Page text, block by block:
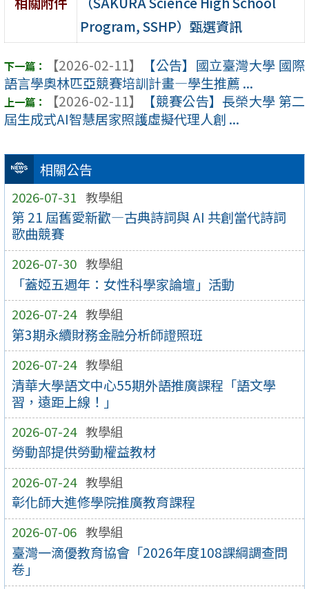
相關公告
2026-07-31 教學組
第 21 屆舊愛新歡—古典詩詞與 AI 共創當代詩詞
歌曲競賽
2026-07-30 教學組
「蓋婭五週年：女性科學家論壇」活動
2026-07-24 教學組
第3期永續財務金融分析師證照班
2026-07-24 教學組
清華大學語文中心55期外語推廣課程「語文學
習，遠距上線！」
2026-07-24 教學組
勞動部提供勞動權益教材
2026-07-24 教學組
彰化師大進修學院推廣教育課程
2026-07-06 教學組
臺灣一滴優教育協會「2026年度108課綱調查問
卷」
Program, SSHP）甄選資訊
【2026-02-11】
【公告】國立臺灣大學 國際
語言學奧林匹亞競賽培訓計畫—學生推薦 ...
【2026-02-11】
【競賽公告】長榮大學 第二
屆生成式AI智慧居家照護虛擬代理人創 ...